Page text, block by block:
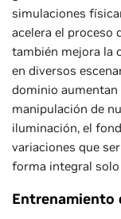
simulaciones
acelera el proceso
también mejora la
en diversos
dominio
manipulación de
iluminación, el
variaciones que
forma integral
Entrenamiento